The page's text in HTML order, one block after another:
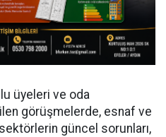
üyeleri ve oda
görüşmelerde, esnaf ve
güncel sorunları,